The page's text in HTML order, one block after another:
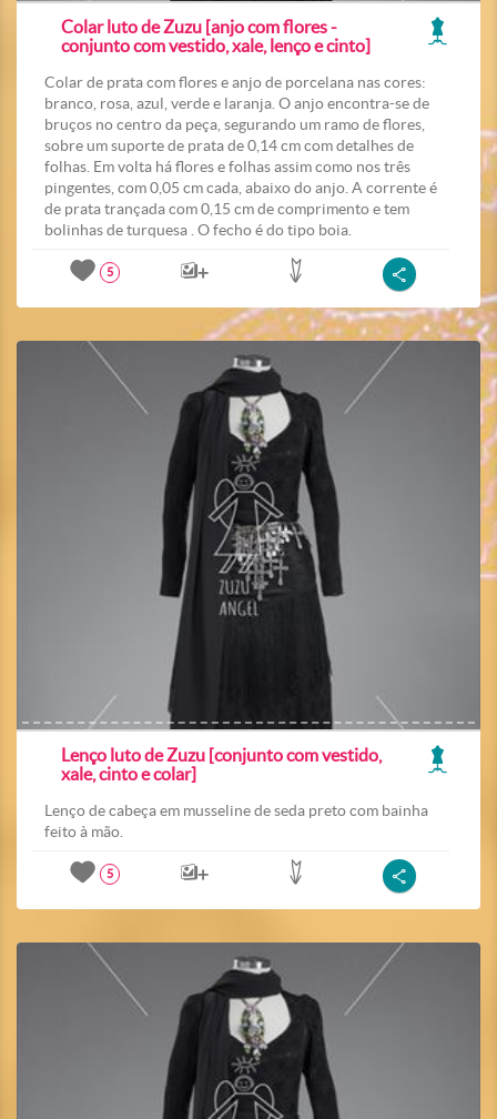
Colar luto de Zuzu [anjo com flores -
conjunto com vestido, xale, lenço e cinto]
Colar de prata com flores e anjo de porcelana nas cores:
branco, rosa, azul, verde e laranja. O anjo encontra-se de
bruços no centro da peça, segurando um ramo de flores,
sobre um suporte de prata de 0,14 cm com detalhes de
folhas. Em volta há flores e folhas assim como nos três
pingentes, com 0,05 cm cada, abaixo do anjo. A corrente é
de prata trançada com 0,15 cm de comprimento e tem
bolinhas de turquesa . O fecho é do tipo boia.
5
Lenço luto de Zuzu [conjunto com vestido,
xale, cinto e colar]
Lenço de cabeça em musseline de seda preto com bainha
feito à mão.
5